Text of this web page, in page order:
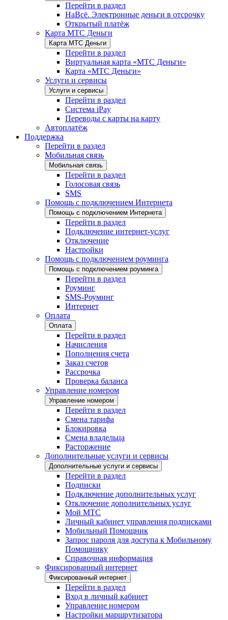
Перейти в раздел
НаВсё. Электронные деньги в отсрочку
Открытый платёж
Карта МТС Деньги
Карта МТС Деньги
Перейти в раздел
Виртуальная карта «МТС Деньги»
Карта «МТС Деньги»
Услуги и сервисы
Услуги и сервисы
Перейти в раздел
Система iPay
Переводы с карты на карту
Автоплатёж
Поддержка
Перейти в раздел
Мобильная связь
Мобильная связь
Перейти в раздел
Голосовая связь
SMS
Помощь с подключением Интернета
Помощь с подключением Интернета
Перейти в раздел
Подключение интернет-услуг
Отключение
Настройки
Помощь с подключением роуминга
Помощь с подключением роуминга
Перейти в раздел
Роуминг
SMS-Роуминг
Интернет
Оплата
Оплата
Перейти в раздел
Начисления
Пополнения счета
Заказ счетов
Рассрочка
Проверка баланса
Управление номером
Управление номером
Перейти в раздел
Смена тарифа
Блокировка
Смена владельца
Расторжение
Дополнительные услуги и сервисы
Дополнительные услуги и сервисы
Перейти в раздел
Подписки
Подключение дополнительных услуг
Отключение дополнительных услуг
Мой МТС
Личный кабинет управления подписками
Мобильный Помощник
Запрос пароля для доступа к Мобильному
Помощнику
Справочная информация
Фиксированный интернет
Фиксированный интернет
Перейти в раздел
Вход в личный кабинет
Управление номером
Настройки маршрутизатора